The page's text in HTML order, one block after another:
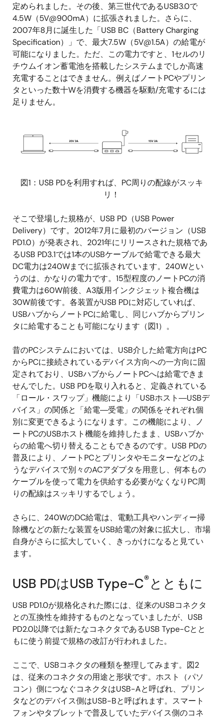
定められました。その後、第三世代であるUSB3.0で
4.5W（5V@900mA）に拡張されました。さらに、
2007年8月に誕生した「USB BC（Battery Charging
Specification）」で、最大7.5W（5V@1.5A）の給電が
可能になりました。ただ、この電力ですと、1セルのリ
チウムイオン蓄電池を搭載したシステムまでしか高速
充電することはできません。例えばノートPCやプリン
タといった数十Wを消費する機器を駆動/充電するには
足りません。
図1：USB PDを利用すれば、PC周りの配線がスッキ
リ！
そこで登場した規格が、USB PD（USB Power
Delivery）です。2012年7月に最初のバージョン（USB
PD1.0）が発表され、2021年にリリースされた規格であ
るUSB PD3.1では1本のUSBケーブルで給電できる最大
DC電力は240Wまでに拡張されています。240Wとい
うのは、かなりの電力です。15型程度のノートPCの消
費電力は60W前後、A3版用インクジェット複合機は
30W前後です。各装置がUSB PDに対応していれば、
USBハブからノートPCに給電し、同じハブからプリン
タに給電することも可能になります（図1）。
昔のPCシステムにおいては、USB介した給電方向はPC
からPCに接続されているデバイス方向への一方向に固
定されており、USBハブからノートPCへは給電できま
せんでした。USB PDを取り入れると、定義されている
「ロール・スワップ」機能により「USBホスト―USBデ
バイス」の関係と「給電―受電」の関係をそれぞれ個
別に変更できるようになります。この機能により、ノ
ートPCのUSBホスト機能を維持したまま、USBハブか
らの給電へ切り替えることもできるのです。USB PDの
普及により、ノートPCとプリンタやモニターなどのよ
うなデバイスで別々のACアダプタを用意し、何本もの
ケーブルを使って電力を供給する必要がなくなりPC周
りの配線はスッキリするでしょう。
さらに、240WのDC給電は、電動工具やハンディー掃
除機などの新たな装置をUSB給電の対象に拡大し、市場
自身がさらに拡大していく、きっかけになると見てい
ます。
USB PDはUSB Type-C®とともに
USB PD1.0が規格化された際には、従来のUSBコネクタ
との互換性を維持するものとなっていましたが、USB
PD2.0以降では新たなコネクタであるUSB Type-Cとと
もに使う前提で規格の改訂が行われました。
ここで、USBコネクタの種類を整理してみます。図2
は、従来のコネクタの用途と形状です。ホスト（パソ
コン）側につなぐコネクタはUSB-Aと呼ばれ、プリン
タなどのデバイス側はUSB-Bと呼ばれます。スマート
フォンやタブレットで普及していたデバイス側のコネ